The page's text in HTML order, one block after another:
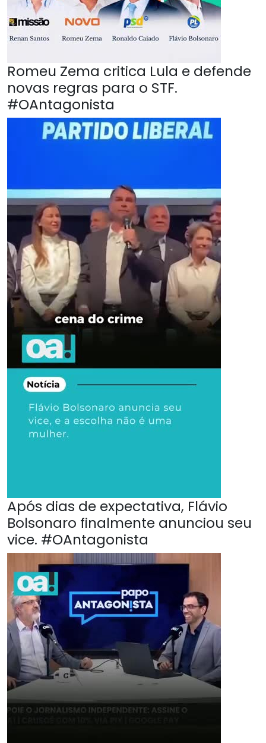
Romeu Zema critica Lula e defende
novas regras para o STF.
#OAntagonista
Após dias de expectativa, Flávio
Bolsonaro finalmente anunciou seu
vice. #OAntagonista